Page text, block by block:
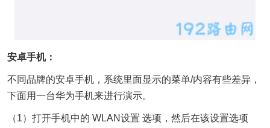
安卓手机：
不同品牌的安卓手机，系统里面显示的菜单/内容有些差异，
下面用一台华为手机来进行演示。
（1）打开手机中的 WLAN设置 选项，然后在该设置选项